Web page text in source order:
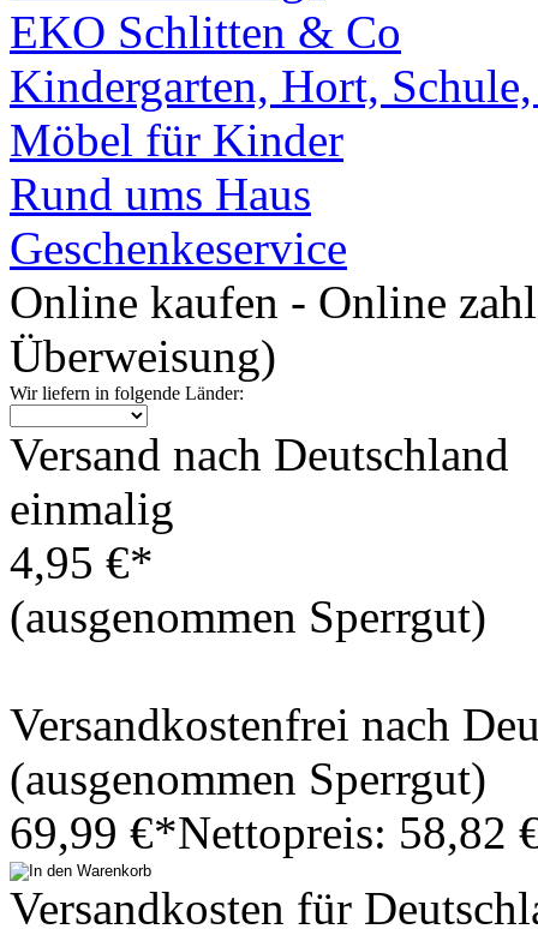
EKO Schlitten & Co
Kindergarten, Hort,
Möbel für Kinder
Rund ums Haus
Geschenkeservice
Online kaufen - Online
Überweisung)
Wir liefern in folgende Länder:
Versand nach Deutschland
einmalig
4,95 €*
(ausgenommen Sperrgut)
Versandkostenfrei nach
(ausgenommen Sperrgut)
69,99 €*Nettopreis: 58,82
Versandkosten für